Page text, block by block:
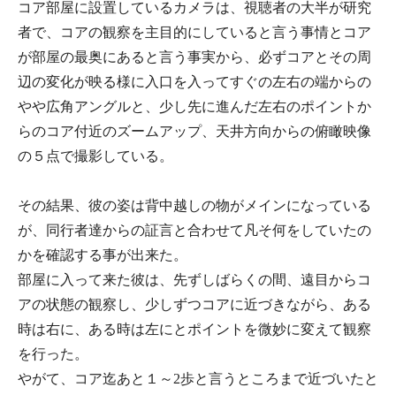
コア部屋に設置しているカメラは、視聴者の大半が研究
者で、コアの観察を主目的にしていると言う事情とコア
が部屋の最奥にあると言う事実から、必ずコアとその周
辺の変化が映る様に入口を入ってすぐの左右の端からの
やや広角アングルと、少し先に進んだ左右のポイントか
らのコア付近のズームアップ、天井方向からの俯瞰映像
の５点で撮影している。
その結果、彼の姿は背中越しの物がメインになっている
が、同行者達からの証言と合わせて凡そ何をしていたの
かを確認する事が出来た。
部屋に入って来た彼は、先ずしばらくの間、遠目からコ
アの状態の観察し、少しずつコアに近づきながら、ある
時は右に、ある時は左にとポイントを微妙に変えて観察
を行った。
やがて、コア迄あと１～2歩と言うところまで近づいたと